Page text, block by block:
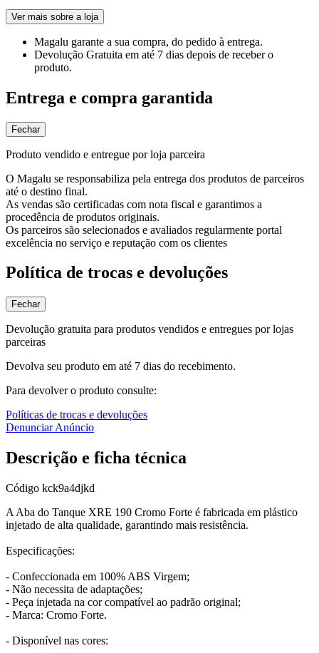
Ver mais sobre a loja
Magalu garante a sua compra, do pedido à entrega.
Devolução Gratuita em até 7 dias depois de receber o
produto.
Entrega e compra garantida
Fechar
Produto vendido e entregue por loja parceira
O Magalu se responsabiliza pela entrega dos produtos de parceiros
até o destino final.
As vendas são certificadas com nota fiscal e garantimos a
procedência de produtos originais.
Os parceiros são selecionados e avaliados regularmente portal
excelência no serviço e reputação com os clientes
Política de trocas e devoluções
Fechar
Devolução gratuita para produtos vendidos e entregues por lojas
parceiras
Devolva seu produto em até 7 dias do recebimento.
Para devolver o produto consulte:
Políticas de trocas e devoluções
Denunciar Anúncio
Descrição e ficha técnica
Código kck9a4djkd
A Aba do Tanque XRE 190 Cromo Forte é fabricada em plástico
injetado de alta qualidade, garantindo mais resistência.
Especificações:
- Confeccionada em 100% ABS Virgem;
- Não necessita de adaptações;
- Peça injetada na cor compatível ao padrão original;
- Marca: Cromo Forte.
- Disponível nas cores: